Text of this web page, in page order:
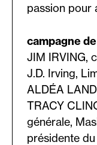
passion pour
campagne
JIM IRVING,
J.D. Irving,
ALDÉA
TRACY
générale,
présidente